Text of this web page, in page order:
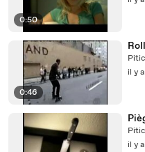
0:50
0:46
il y
il y